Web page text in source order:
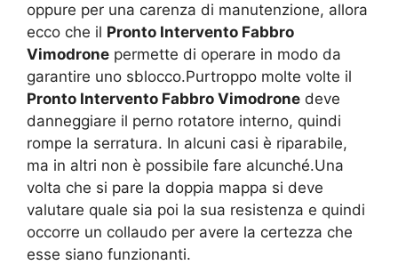
oppure per una carenza di manutenzione, allora
ecco che il Pronto Intervento Fabbro
Vimodrone permette di operare in modo da
garantire uno sblocco.Purtroppo molte volte il
Pronto Intervento Fabbro Vimodrone deve
danneggiare il perno rotatore interno, quindi
rompe la serratura. In alcuni casi è riparabile,
ma in altri non è possibile fare alcunché.Una
volta che si pare la doppia mappa si deve
valutare quale sia poi la sua resistenza e quindi
occorre un collaudo per avere la certezza che
esse siano funzionanti.